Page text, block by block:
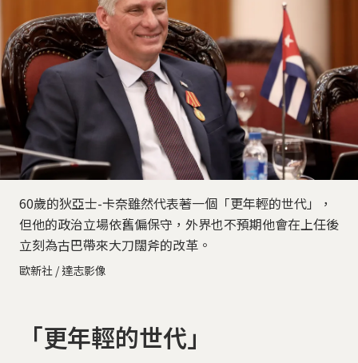
60歲的狄亞士-卡奈雖然代表著一個「更年輕的世代」，
但他的政治立場依舊偏保守，外界也不預期他會在上任後
立刻為古巴帶來大刀闊斧的改革。
歐新社 / 達志影像
「更年輕的世代」